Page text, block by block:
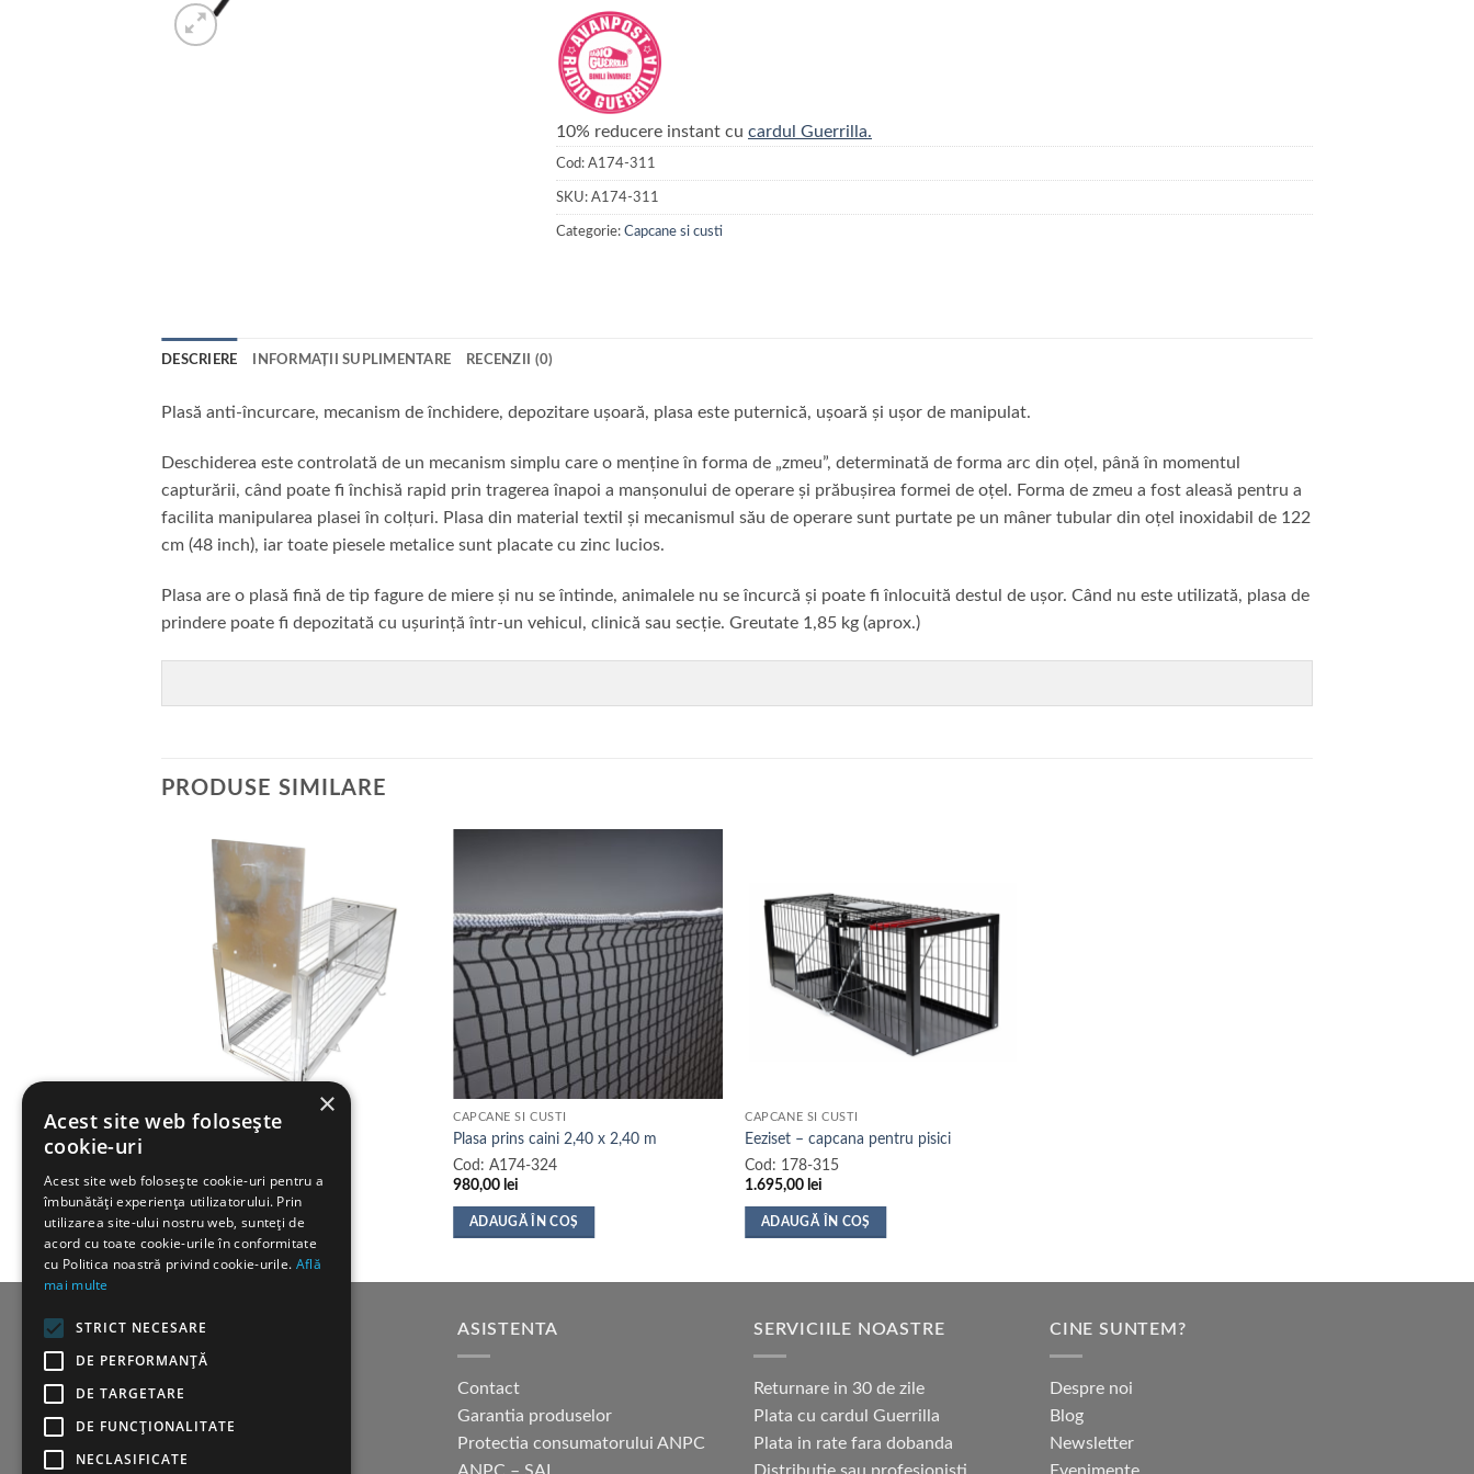
10% reducere instant cu cardul Guerrilla.
Cod: A174-311
SKU: A174-311
Categorie: Capcane si custi
DESCRIERE INFORMAȚII SUPLIMENTARE RECENZII (0)
Plasă anti-încurcare, mecanism de închidere, depozitare ușoară, plasa este puternică, ușoară și ușor de manipulat.
Deschiderea este controlată de un mecanism simplu care o menține în forma de „zmeu”, determinată de forma arc din oțel, până în momentul
capturării, când poate fi închisă rapid prin tragerea înapoi a manșonului de operare și prăbușirea formei de oțel. Forma de zmeu a fost aleasă pentru a
facilita manipularea plasei în colțuri. Plasa din material textil și mecanismul său de operare sunt purtate pe un mâner tubular din oțel inoxidabil de 122
cm (48 inch), iar toate piesele metalice sunt placate cu zinc lucios.
Plasa are o plasă fină de tip fagure de miere și nu se întinde, animalele nu se încurcă și poate fi înlocuită destul de ușor. Când nu este utilizată, plasa de
prindere poate fi depozitată cu ușurință într-un vehicul, clinică sau secție. Greutate 1,85 kg (aprox.)
PRODUSE SIMILARE
CAPCANE SI CUSTI
3.450,00lei
ADAUGĂ ÎN COȘ
CAPCANE SI CUSTI
Plasa prins caini 2,40 x 2,40 m
Cod:A174-324
980,00 lei
ADAUGĂ ÎN COȘ
CAPCANE SI CUSTI
Eeziset – capcana pentru pisici
Cod: 178-315
1.695,00 lei
ADAUGĂ ÎN COȘ
SUPORT CLIENTI
Cum cumpar?
ASISTENTA
Contact
Garantia produselor
Protectia consumatorului ANPC
SERVICIILE NOASTRE
Returnare in 30 de zile
Plata cu cardul Guerrilla
Plata in rate fara dobanda
CINE SUNTEM?
Despre noi
Blog
Newsletter
×
Acest site web folosește
cookie-uri
Acest site web folosește cookie-uri pentru a
îmbunătăți experiența utilizatorului. Prin
utilizarea site-ului nostru web, sunteți de
acord cu toate cookie-urile în conformitate
cu Politica noastră privind cookie-urile. Află
mai multe
STRICT NECESARE
DE PERFORMANȚĂ
DE TARGETARE
DE FUNCŢIONALITATE
NECLASIFICATE